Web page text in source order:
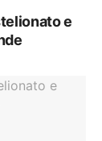
e